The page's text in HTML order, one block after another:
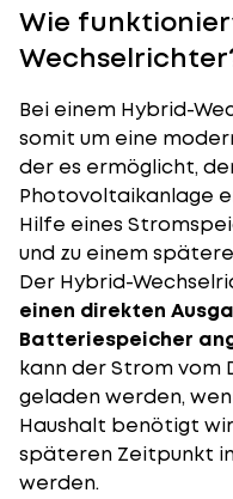
Wie
Bei einem Hybrid-
somit um eine
der es ermöglicht,
Photovoltaikanlage
Hilfe eines
und zu einem
Der Hybrid-
einen direkten
Batteriespeicher
kann der Strom vom
geladen werden,
Haushalt benötigt
späteren Zeitpunkt
werden.